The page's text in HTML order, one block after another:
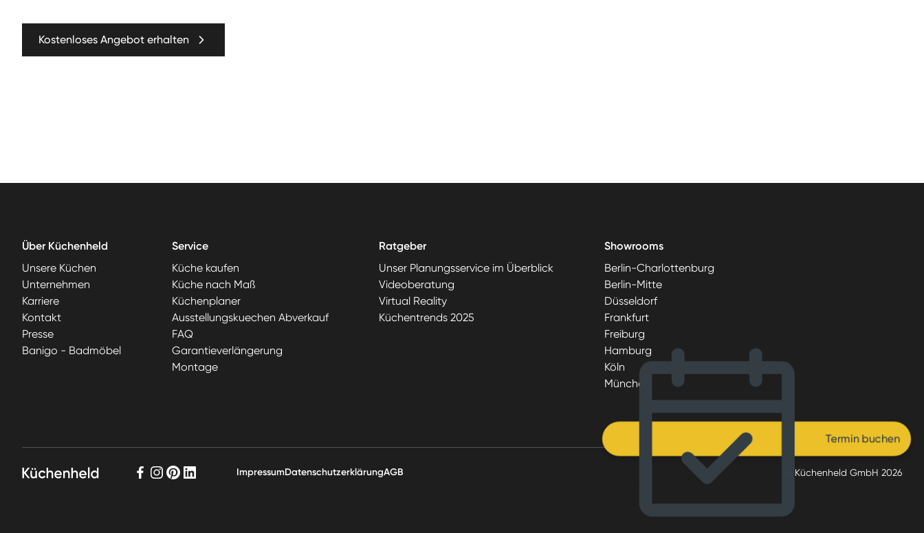
Kostenloses Angebot erhalten
Über Küchenheld
Unsere Küchen
Unternehmen
Karriere
Kontakt
Presse
Banigo - Badmöbel
Service
Küche kaufen
Küche nach Maß
Küchenplaner
Ausstellungskuechen Abverkauf
FAQ
Garantieverlängerung
Montage
Ratgeber
Unser Planungsservice im Überblick
Videoberatung
Virtual Reality
Küchentrends 2025
Showrooms
Berlin-Charlottenburg
Berlin-Mitte
Düsseldorf
Frankfurt
Freiburg
Hamburg
Köln
München
ImpressumDatenschutzerklärungAGB © Küchenheld GmbH 2026
Termin buchen